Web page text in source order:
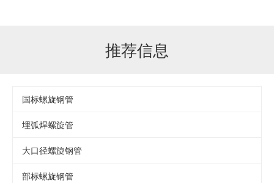
推荐信息
国标螺旋钢管
埋弧焊螺旋管
大口径螺旋钢管
部标螺旋钢管